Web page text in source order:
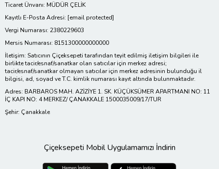
Ticaret Ünvanı: MÜDÜR ÇELİK
Kayıtlı E-Posta Adresi: [email protected]
Vergi Numarası: 2380229603
Mersis Numarası: 8151300000000000
İletişim: Satıcının Çiçeksepeti tarafından teyit edilmiş iletişim bilgileri ile
birlikte tacir/esnaf/sanatkar olan satıcılar için merkez adresi;
tacir/esnaf/sanatkar olmayan satıcılar için merkez adresinin bulunduğu il
bilgisi, ad, soyad ve T.C. kimlik numarası kayıt altında bulunmaktadır.
Adres: BARBAROS MAH. AZİZİYE 1. SK. KÜÇÜKSÜMER APARTMANI NO: 11
İÇ KAPI NO: 4 MERKEZ/ ÇANAKKALE 1500035009/17/TUR
Şehir: Çanakkale
Çiçeksepeti Mobil Uygulamamızı İndirin